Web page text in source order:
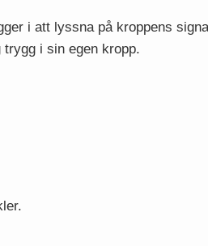
i att lyssna på kroppens
i sin egen kropp.